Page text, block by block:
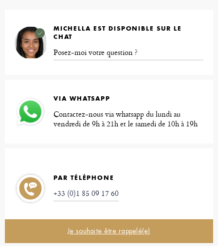
MICHELLA EST DISPONIBLE SUR LE
CHAT
Posez-moi votre question ?
VIA WHATSAPP
Contactez-nous via whatsapp du lundi au
vendredi de 9h à 21h et le samedi de 10h à 19h
PAR TÉLÉPHONE
+33 (0)1 85 09 17 60
Je souhaite être rappelé(e)